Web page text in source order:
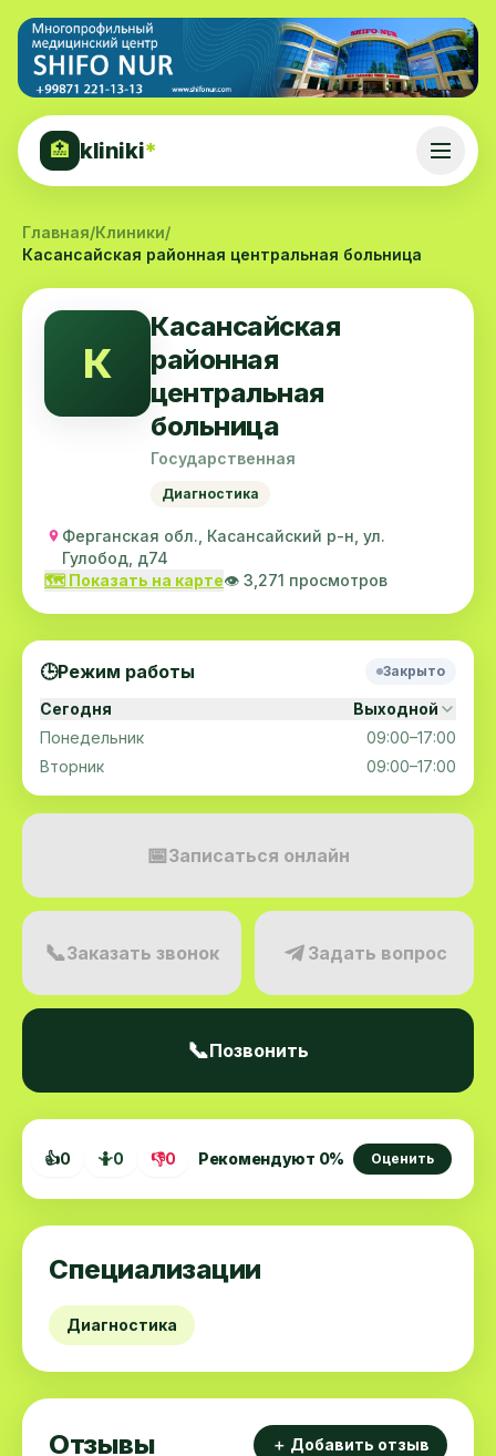
🏥 kliniki*
Главная/Клиники/
Касансайская районная центральная больница
К
Касансайская
районная
центральная
больница
Государственная
Диагностика
Ферганская обл., Касансайский р-н, ул.
Гулобод, д74
🗺️ Показать на карте👁️ 3,271 просмотров
👍0 🤷0 👎0 Рекомендуют 0% Оценить
Специализации
Диагностика
Отзывы ＋ Добавить отзыв
🕒Режим работы Закрыто
Сегодня
Выходной
Понедельник
09:00–17:00
Вторник
09:00–17:00
📅Записаться онлайн
📞Заказать звонок Задать вопрос
📞Позвонить